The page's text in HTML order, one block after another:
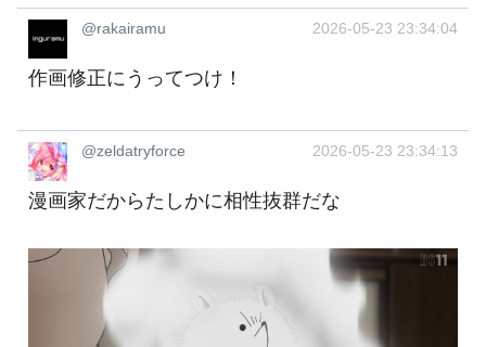
@rakairamu 2026-05-23 23:34:04
作画修正にうってつけ！
@zeldatryforce 2026-05-23 23:34:13
漫画家だからたしかに相性抜群だな